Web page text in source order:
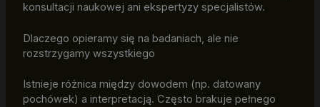
konsultacji naukowej ani ekspertyzy specjalistów.
Dlaczego opieramy się na badaniach, ale nie
rozstrzygamy wszystkiego
Istnieje różnica między dowodem (np. datowany
pochówek) a interpretacją. Często brakuje pełnego